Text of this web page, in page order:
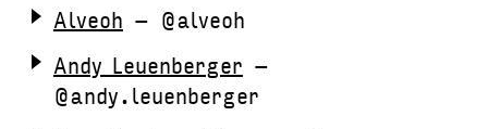
Alveoh – @alveoh
Andy Leuenberger –
@andy.leuenberger